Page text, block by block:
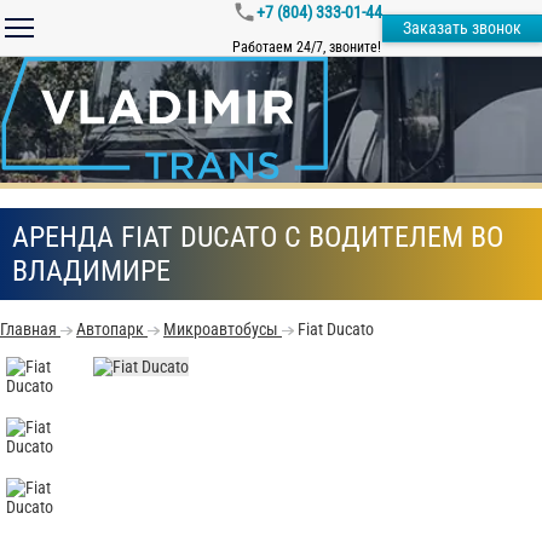
+7 (804) 333-01-44
Работаем 24/7, звоните!
Заказать звонок
АРЕНДА FIAT DUCATO С ВОДИТЕЛЕМ ВО
ВЛАДИМИРЕ
Главная Автопарк Микроавтобусы Fiat Ducato